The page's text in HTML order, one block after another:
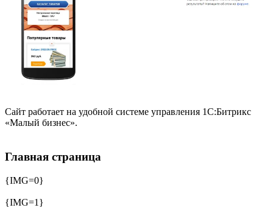
Сайт работает на удобной системе управления 1С:Битрикс
«Малый бизнес».
Главная страница
{IMG=0}
{IMG=1}